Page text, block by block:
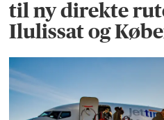
til ny direkte
Ilulissat og